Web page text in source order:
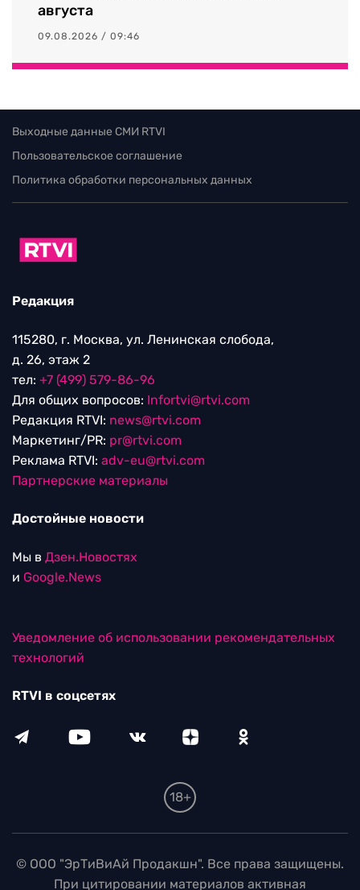
августа
09.08.2026 / 09:46
Выходные данные СМИ RTVI
Пользовательское соглашение
Политика обработки персональных данных
Редакция
115280, г. Москва, ул. Ленинская слобода,
д. 26, этаж 2
тел: +7 (499) 579-86-96
Для общих вопросов: Infortvi@rtvi.com
Редакция RTVI: news@rtvi.com
Маркетинг/PR: pr@rtvi.com
Реклама RTVI: adv-eu@rtvi.com
Партнерские материалы
Достойные новости
Мы в Дзен.Новостях
и Google.News
Уведомление об использовании рекомендательных
технологий
RTVI в соцсетях
18+
© ООО "ЭрТиВиАй Продакшн". Все права защищены.
При цитировании материалов активная